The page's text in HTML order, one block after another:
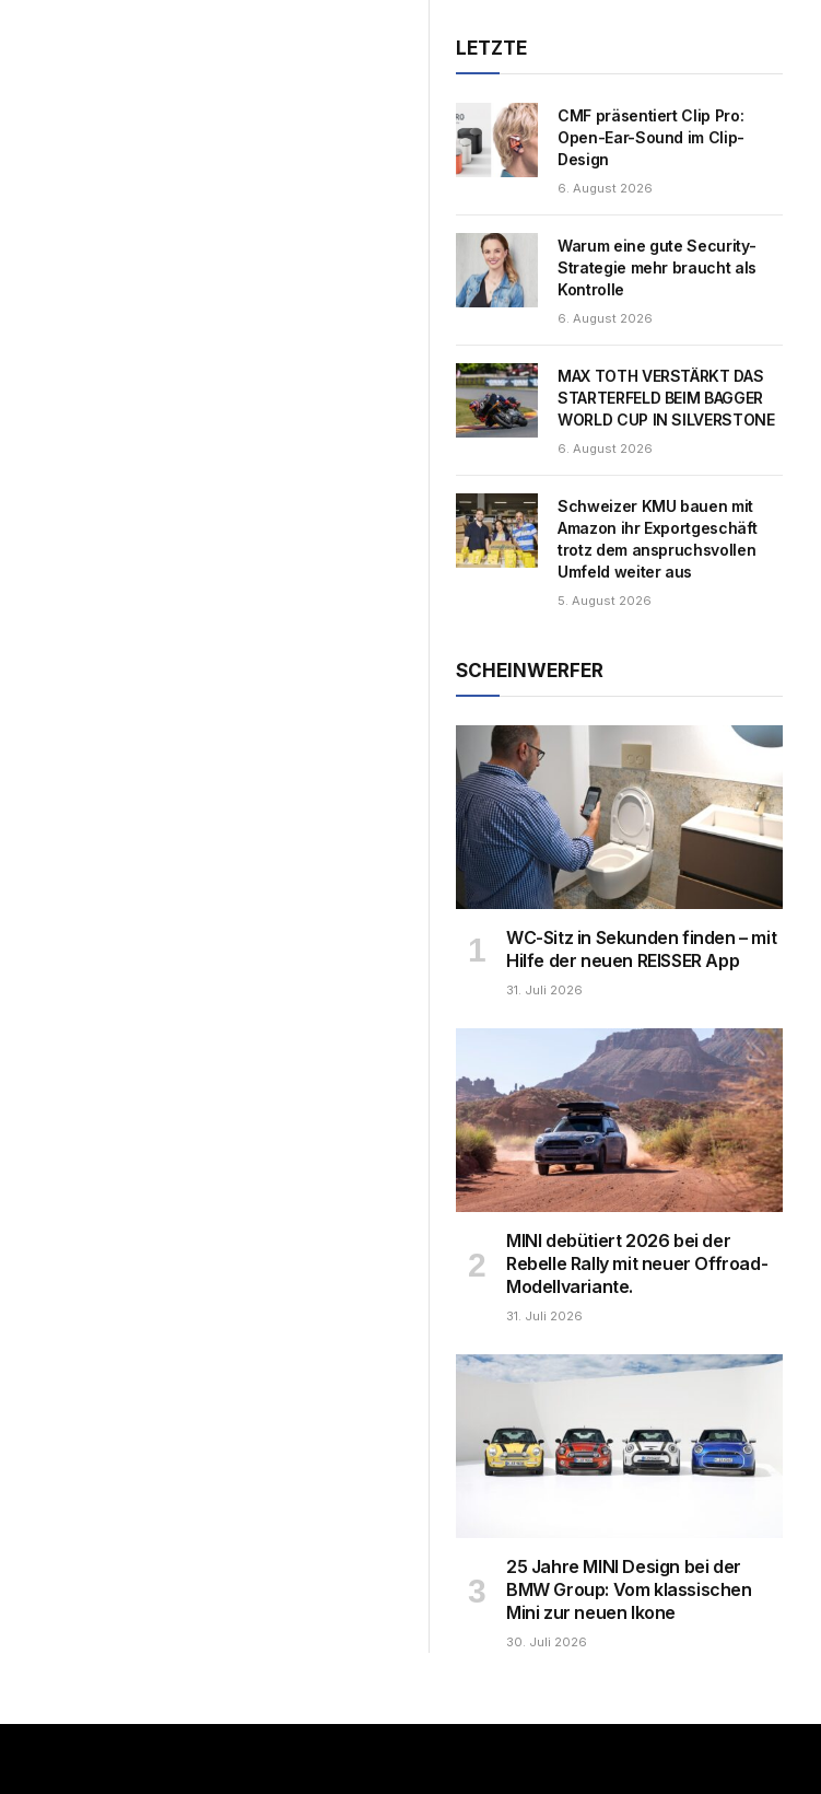
LETZTE
CMF präsentiert Clip Pro:
Open-Ear-Sound im Clip-
Design
6. August 2026
Warum eine gute Security-
Strategie mehr braucht als
Kontrolle
6. August 2026
MAX TOTH VERSTÄRKT DAS
STARTERFELD BEIM BAGGER
WORLD CUP IN SILVERSTONE
6. August 2026
Schweizer KMU bauen mit
Amazon ihr Exportgeschäft
trotz dem anspruchsvollen
Umfeld weiter aus
5. August 2026
SCHEINWERFER
WC-Sitz in Sekunden finden – mit
Hilfe der neuen REISSER App
31. Juli 2026
MINI debütiert 2026 bei der
Rebelle Rally mit neuer Offroad-
Modellvariante.
31. Juli 2026
25 Jahre MINI Design bei der
BMW Group: Vom klassischen
Mini zur neuen Ikone
30. Juli 2026